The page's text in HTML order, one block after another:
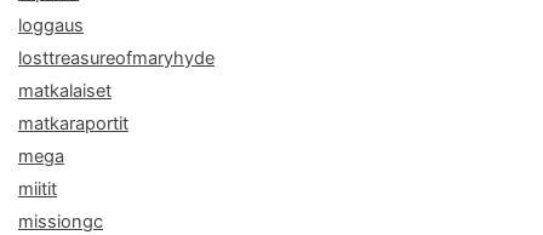
loggaus
losttreasureofmaryhyde
matkalaiset
matkaraportit
mega
miitit
missiongc